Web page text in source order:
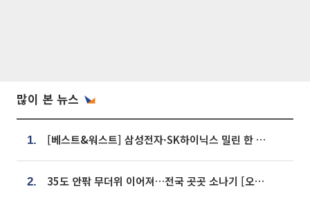
많이 본 뉴스
1. [베스트&워스트] 삼성전자·SK하이닉스 밀린 한 주…상상인증권은 85% 급등
2. 35도 안팎 무더위 이어져…전국 곳곳 소나기 [오늘 날씨]